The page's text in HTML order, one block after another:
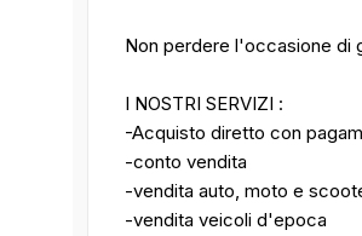
Non perdere l'occasione di
I NOSTRI SERVIZI :
-Acquisto diretto con
-conto vendita
-vendita auto, moto e
-vendita veicoli d'epoca